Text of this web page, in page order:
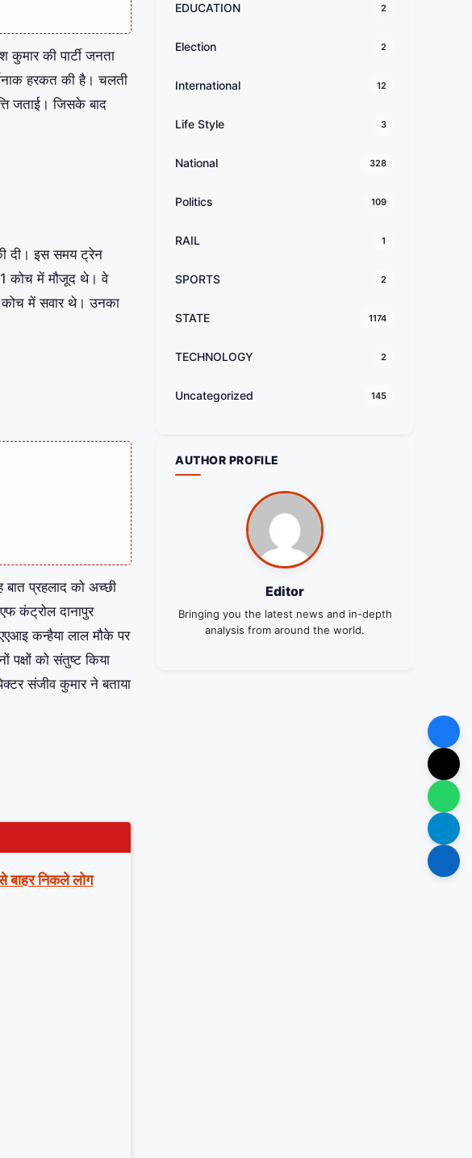
की पार्टी जनता
हरकत की है। चलती
जताई। जिसके बाद
दी। इस समय ट्रेन
कोच में मौजूद थे। वे
कोच में सवार थे। उनका
बात प्रहलाद को अच्छी
कंट्रोल दानापुर
कन्हैया लाल मौके पर
पक्षों को संतुष्ट किया
संजीव कुमार ने बताया
निकले लोग
EDUCATION 2
Election 2
International 12
Life Style 3
National 328
Politics 109
RAIL 1
SPORTS 2
STATE 1174
TECHNOLOGY 2
Uncategorized 145
AUTHOR PROFILE
Editor
Bringing you the latest news and in-depth
analysis from around the world.